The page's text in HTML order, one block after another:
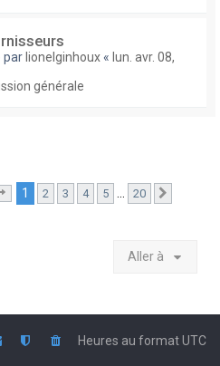
par lionelginhoux « lun. avr. 08,
générale
Page sur20
1 2 3 4 5 … 20
Aller à
Heures au formatUTC